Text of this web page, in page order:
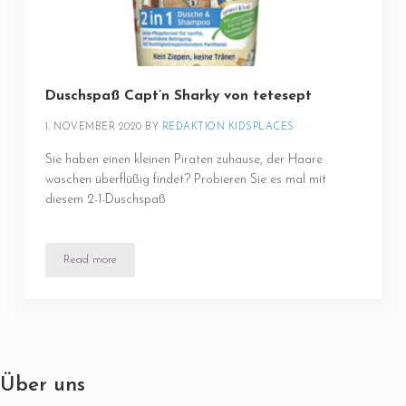
Duschspaß Capt’n Sharky von tetesept
1. NOVEMBER 2020 BY REDAKTION KIDSPLACES
Sie haben einen kleinen Piraten zuhause, der Haare
waschen überflüßig findet? Probieren Sie es mal mit
diesem 2-1-Duschspaß
Read moreDuschspaß Capt’n Sharky von tetesept
Über uns